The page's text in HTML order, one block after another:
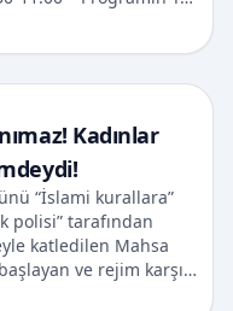
Kadınlar
“İslami kurallara”
polisi” tarafından
katledilen Mahsa
ve rejim karşı…